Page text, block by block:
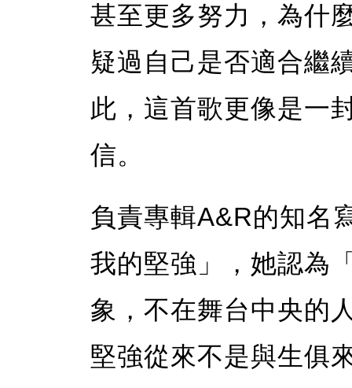
甚至更多努力，為什
疑過自己是否適合繼
此，這首歌更像是一
信。
負責專輯A&R的知名
我的堅強」，她認為
象，不在舞台中央的
堅強從來不是與生俱